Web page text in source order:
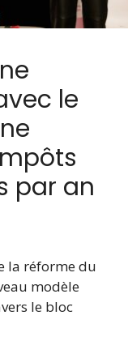
le
par an
la réforme du
modèle
le bloc